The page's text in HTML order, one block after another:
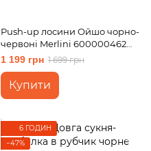
Push-up лосини Ойшо чорно-
червоні Merlini 600000462
розмір L-XL
1 199 грн 1 699 грн
Купити
6 ГОДИН
−47%